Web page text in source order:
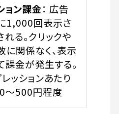
ョン課金： 広告
1,000回表示さ
る。クリックや
に関係なく、表示
金が発生する。
ッションあたり
〜500円程度